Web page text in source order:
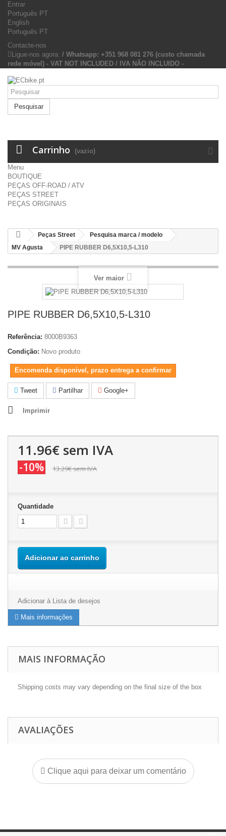
Entrar
Português PT
English
Português PT
Contacte-nos
Ligue-nos agora: / Whatsapp: +351 968 081 276 (custo chamada
rede móvel) - VAT NOT INCLUDED / IVA NÃO INCLUIDO -
Pesquisar
Carrinho (vazio)
Menu
BOUTIQUE
PEÇAS OFF-ROAD / ATV
PEÇAS STREET
PEÇAS ORIGINAIS
Peças Street
Pesquisa marca / modelo
MV Agusta
PIPE RUBBER D6,5X10,5-L310
Ver maior
PIPE RUBBER D6,5X10,5-L310
Referência: 8000B9363
Condição: Novo produto
Encomenda disponivel, prazo entrega a confirmar
Tweet Partilhar Google+
Imprimir
11.96€ sem IVA
-10% 13.29€sem IVA
Quantidade
Adicionar ao carrinho
Adicionar à Lista de desejos
Mais informações
MAIS INFORMAÇÃO
Shipping costs may vary depending on the final size of the box
AVALIAÇÕES
Clique aqui para deixar um comentário